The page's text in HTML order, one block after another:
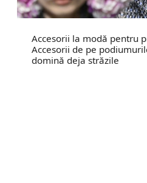
Accesorii la modă pentru
Accesorii de pe
domină deja străzile